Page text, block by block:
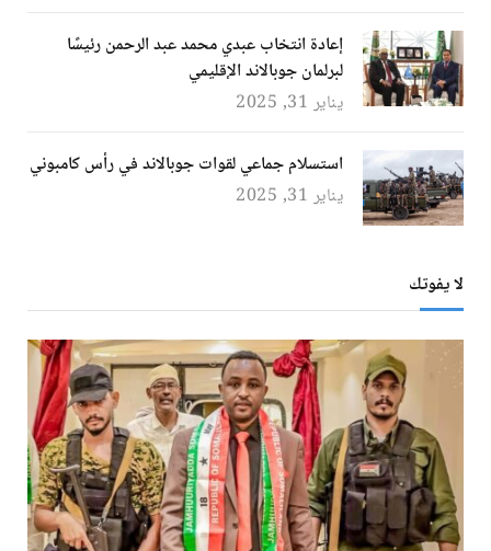
إعادة انتخاب عبدي محمد عبد الرحمن رئيسًا
لبرلمان جوبالاند الإقليمي
يناير 31, 2025
استسلام جماعي لقوات جوبالاند في رأس كامبوني
يناير 31, 2025
لا يفوتك